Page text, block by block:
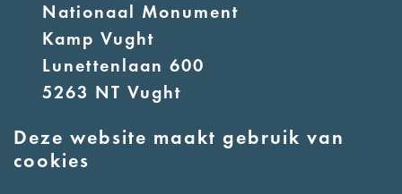
Deze website maakt gebruik van
cookies
Nationaal Monument
Kamp Vught
Lunettenlaan 600
5263 NT Vught
E:info@nmkampvught.nl